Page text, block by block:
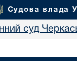
Судова влада
суд